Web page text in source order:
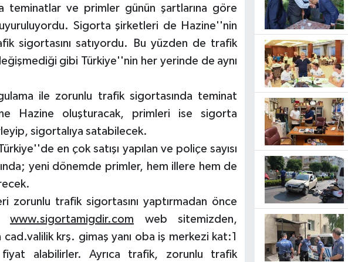
teminatlar ve primler günün şartlarına göre
Sigorta şirketleri de Hazine''nin
sigortasını satıyordu. Bu yüzden de trafik
gibi Türkiye''nin her yerinde de aynı
ile zorunlu trafik sigortasında teminat
Hazine oluşturacak, primleri ise sigorta
sigortalıya satabilecek.
en çok satışı yapılan ve poliçe sayısı
yeni dönemde primler, hem illere hem de
zorunlu trafik sigortasını yaptırmadan önce
www.sigortamigdir.com web sitemizden,
krş. gimaş yanı oba iş merkezi kat:1
alabilirler. Ayrıca trafik, zorunlu trafik